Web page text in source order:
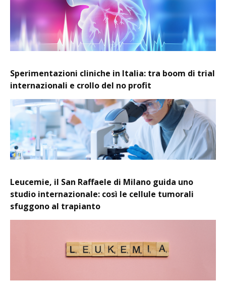
Sperimentazioni cliniche in Italia: tra boom di trial
internazionali e crollo del no profit
Leucemie, il San Raffaele di Milano guida uno
studio internazionale: così le cellule tumorali
sfuggono al trapianto